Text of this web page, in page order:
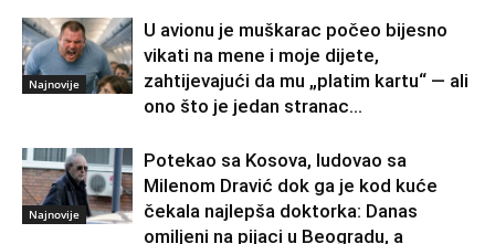
Najnovije
U avionu je muškarac počeo bijesno
vikati na mene i moje dijete,
zahtijevajući da mu „platim kartu“ — ali
ono što je jedan stranac...
Najnovije
Potekao sa Kosova, ludovao sa
Milenom Dravić dok ga je kod kuće
čekala najlepša doktorka: Danas
omiljeni na pijaci u Beogradu, a